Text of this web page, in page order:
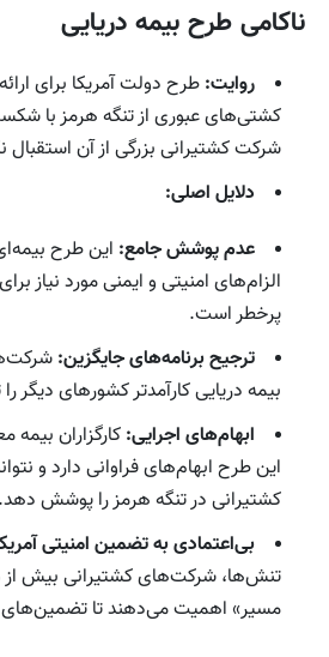
ناکامی طرح بیمه دریایی
روایت: طرح دولت آمریکا برای
کشتی‌های عبوری از تنگه هرمز با
شرکت کشتیرانی بزرگی از آن استقبال
دلایل اصلی:
عدم پوشش جامع: این طرح
الزام‌های امنیتی و ایمنی مورد نیاز
پرخطر است.
ترجیح برنامه‌های جایگزین:
بیمه دریایی کارآمدتر کشورهای دیگر
ابهام‌های اجرایی: کارگزاران بیمه
این طرح ابهام‌های فراوانی دارد و
کشتیرانی در تنگه هرمز را پوشش دهد.
بی‌اعتمادی به تضمین امنیتی
تنش‌ها، شرکت‌های کشتیرانی بیش از
مسیر» اهمیت می‌دهند تا تضمین‌های